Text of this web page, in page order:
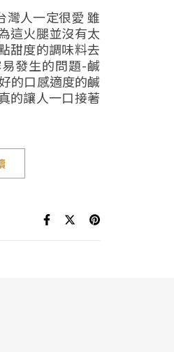
灣人一定很愛 雖
這火腿並沒有太
甜度的調味料去
發生的問題-鹹
的口感適度的鹹
的讓人一口接著